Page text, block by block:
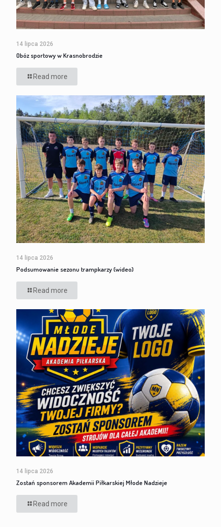
14 lipca 2026
Obóz sportowy w Krasnobrodzie
Read more
14 lipca 2026
Podsumowanie sezonu trampkarzy (wideo)
Read more
14 lipca 2026
Zostań sponsorem Akademii Piłkarskiej Młode Nadzieje
Read more